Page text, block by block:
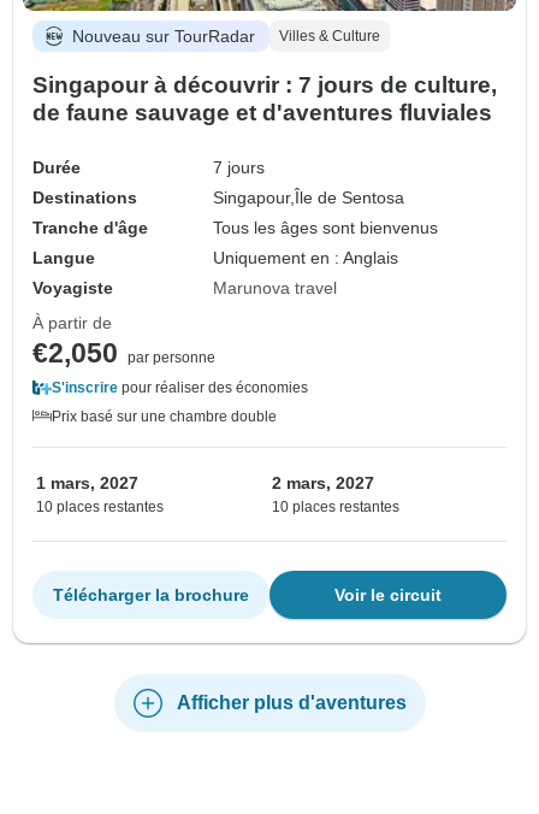
Nouveau sur TourRadar Villes & Culture
Singapour à découvrir : 7 jours de culture,
de faune sauvage et d'aventures fluviales
Durée
7 jours
Destinations
Singapour,Île de Sentosa
Tranche d'âge
Tous les âges sont bienvenus
Langue
Uniquement en : Anglais
Voyagiste
Marunova travel
À partir de
€2,050
par personne
S'inscrire pour réaliser des économies
Prix basé sur une chambre double
1 mars, 2027
10 places restantes
2 mars, 2027
10 places restantes
Voir le circuit
Télécharger la brochure
Afficher plus d'aventures